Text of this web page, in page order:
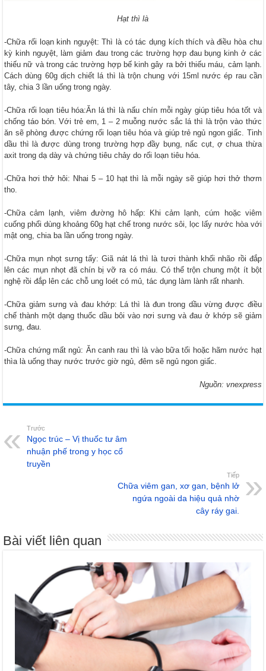
Hạt thì là
-Chữa rối loạn kinh nguyệt: Thì là có tác dụng kích thích và điều hòa chu
kỳ kinh nguyệt, làm giảm đau trong các trường hợp đau bụng kinh ở các
thiếu nữ và trong các trường hợp bế kinh gây ra bởi thiếu máu, cảm lạnh.
Cách dùng 60g dịch chiết lá thì là trộn chung với 15ml nước ép rau cần
tây, chia 3 lần uống trong ngày.
-Chữa rối loạn tiêu hóa:Ăn lá thì là nấu chín mỗi ngày giúp tiêu hóa tốt và
chống táo bón. Với trẻ em, 1 – 2 muỗng nước sắc lá thì là trộn vào thức
ăn sẽ phòng được chứng rối loạn tiêu hóa và giúp trẻ ngủ ngon giấc. Tinh
dầu thì là được dùng trong trường hợp đầy bụng, nấc cụt, ợ chua thừa
axit trong dạ dày và chứng tiêu chảy do rối loạn tiêu hóa.
-Chữa hơi thở hôi: Nhai 5 – 10 hạt thì là mỗi ngày sẽ giúp hơi thở thơm
tho.
-Chữa cảm lạnh, viêm đường hô hấp: Khi cảm lạnh, cúm hoặc viêm
cuống phổi dùng khoảng 60g hạt chế trong nước sôi, lọc lấy nước hòa với
mật ong, chia ba lần uống trong ngày.
-Chữa mụn nhọt sưng tấy: Giã nát lá thì là tươi thành khối nhão rồi đắp
lên các mụn nhọt đã chín bị vỡ ra có máu. Có thể trộn chung một ít bột
nghệ rồi đắp lên các chỗ ung loét có mủ, tác dụng làm lành rất nhanh.
-Chữa giảm sưng và đau khớp: Lá thì là đun trong dầu vừng được điều
chế thành một dạng thuốc dầu bôi vào nơi sưng và đau ở khớp sẽ giảm
sưng, đau.
-Chữa chứng mất ngủ: Ăn canh rau thì là vào bữa tối hoặc hãm nước hạt
thìa là uống thay nước trước giờ ngủ, đêm sẽ ngủ ngon giấc.
Nguồn: vnexpress
Trước
Ngọc trúc – Vị thuốc tư âm
nhuận phế trong y học cổ
truyền
Tiếp
Chữa viêm gan, xơ gan, bệnh lở
ngứa ngoài da hiệu quả nhờ
cây ráy gai.
Bài viết liên quan